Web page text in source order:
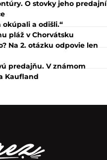
O stovky jeho predajní
okúpali a odišli.“
pláž v Chorvátsku
Na 2. otázku odpovie len
predajňu. V známom
Kaufland